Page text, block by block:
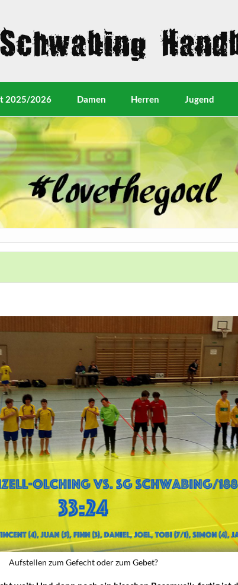
2025/2026 Damen Herren Jugend
Aufstellen zum Gefecht oder zum Gebet?